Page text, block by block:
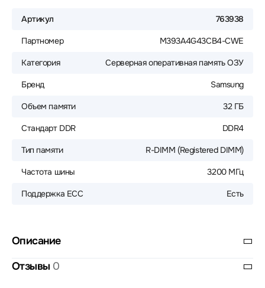
Артикул 763938
Партномер M393A4G43CB4-CWE
Категория Серверная оперативная память ОЗУ
Бренд Samsung
Объем памяти 32 ГБ
Стандарт DDR DDR4
Тип памяти R-DIMM (Registered DIMM)
Частота шины 3200 МГц
Поддержка ECC Есть
Описание
Отзывы 0